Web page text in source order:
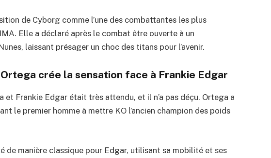
de Cyborg comme l’une des combattantes les plus
Elle a déclaré après le combat être ouverte à un
laissant présager un choc des titans pour l’avenir.
crée la sensation face à Frankie Edgar
et Frankie Edgar était très attendu, et il n’a pas déçu. Ortega a
le premier homme à mettre KO l’ancien champion des poids
de manière classique pour Edgar, utilisant sa mobilité et ses